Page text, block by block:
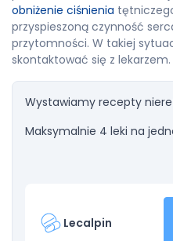
obniżenie ciśnienia
przyspieszoną czynność
przytomności. W takiej
skontaktować się z lekarzem.
Wystawiamy recepty
Maksymalnie 4 leki na
Lecalpin